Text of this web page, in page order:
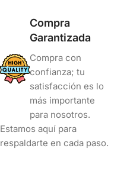
Compra
Garantizada
Compra con
confianza; tu
satisfacción es lo
más importante
para nosotros.
Estamos aquí para
respaldarte en cada paso.